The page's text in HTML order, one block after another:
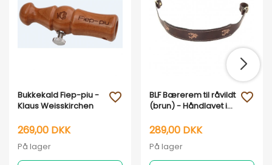
Bukkekald Fiep-piu -
Klaus Weisskirchen
269,00 DKK
På lager
favorite_outline
BLF Bærerem til råvildt
(brun) - Håndlavet i
289,00 DKK
På lager
favorite_outline